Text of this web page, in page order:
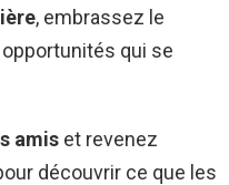
, embrassez le
qui se
amis et revenez
découvrir ce que les